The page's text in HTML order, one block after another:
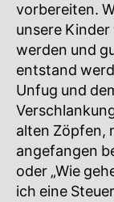
vorbereiten.
unsere
werden und
entstand
Unfug und
alten Zöpfen,
angefangen
oder „Wie
ich eine